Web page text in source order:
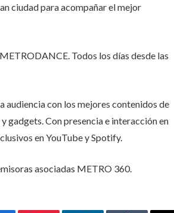
ciudad para acompañar el mejor
Todos los días desde las
con los mejores contenidos de
gadgets. Con presencia e interacción en
en YouTube y Spotify.
asociadas METRO 360.